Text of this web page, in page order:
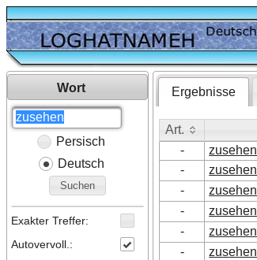
Wort
Persisch
Deutsch
Suchen
Exakter Treffer:
Autovervoll.:
Ergebnisse
Art.
Art.
- zusehen
-
zusehen
-
zusehen
-
zusehen
-
zusehen
-
zusehen